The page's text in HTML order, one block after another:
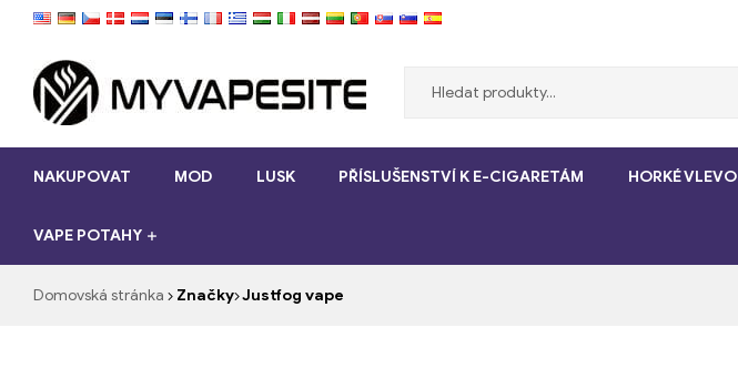
Myvapesite.de
cigarety
levné
online
NAKUPOVAT MOD LUSK PŘÍSLUŠENSTVÍ K E-CIGARETÁM HORKÉ VLEVO
VAPE POTAHY
Domovská stránka Značky Justfog vape